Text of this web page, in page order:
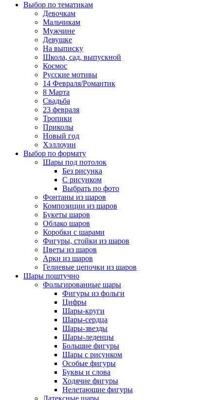
Выбор по тематикам
Девочкам
Мальчикам
Мужчине
Девушке
На выписку
Школа, сад, выпускной
Космос
Русские мотивы
14 Февраля/Романтик
8 Марта
Свадьба
23 февраля
Тропики
Приколы
Новый год
Хэллоуин
Выбор по формату
Шары под потолок
Без рисунка
С рисунком
Выбрать по фото
Фонтаны из шаров
Композиции из шаров
Букеты шаров
Облако шаров
Коробки с шарами
Фигуры, стойки из шаров
Цветы из шаров
Арки из шаров
Гелиевые цепочки из шаров
Шары поштучно
Фольгированные шары
Фигуры из фольги
Цифры
Шары-круги
Шары-сердца
Шары-звезды
Шары-леденцы
Большие фигуры
Шары с рисунком
Особые фигуры
Буквы и слова
Ходячие фигуры
Нелетающие фигуры
Латексные шары